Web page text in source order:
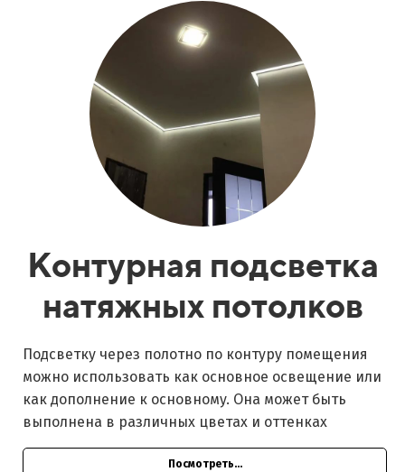
Контурная подсветка
натяжных потолков
Подсветку через полотно по контуру помещения
можно использовать как основное освещение или
как дополнение к основному. Она может быть
выполнена в различных цветах и оттенках
Посмотреть...